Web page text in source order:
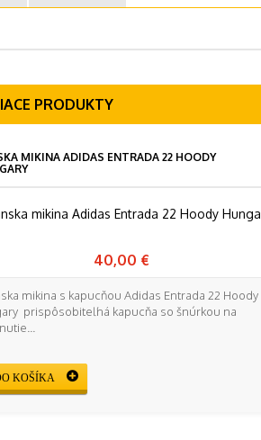
PRODUKTY
MIKINA ADIDAS ENTRADA 22 HOODY
40,00 €
mikina s kapucňou Adidas Entrada 22 Hoody
prispôsobiteľná kapucňa so šnúrkou na
KOŠÍKA